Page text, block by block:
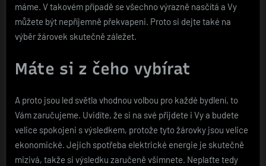
máme. V takovém případě se všechno výrazně nasčítá a Vy
můžete být nepříjemně překvapeni. Proto si dejte také na
výběr žárovek skutečně záležet.
Máte si z čeho vybírat
A proto jsou led světla vhodnou volbou pro každé bydlení, to
Vám zaručujeme. Uvidíte, že si na své přijdete i Vy a budete
velice spokojeni s výsledkem, protože tyto žárovky jsou velice
ekonomické. Jejich spotřeba elektrické energie je skutečně
mizivá, takže si výsledku zaručeně všimnete. Neplaťte tedy